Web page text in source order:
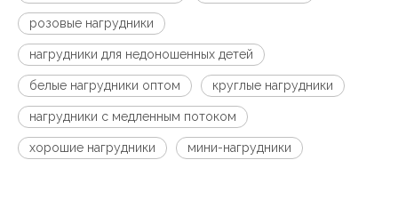
розовые нагрудники
нагрудники для недоношенных детей
белые нагрудники оптом круглые нагрудники
нагрудники с медленным потоком
хорошие нагрудники мини-нагрудники